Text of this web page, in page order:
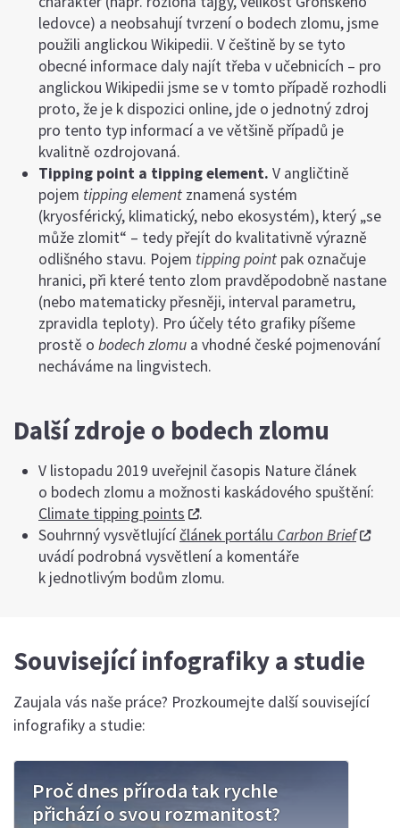
ledovce) a neobsahují tvrzení o bodech zlomu, jsme
použili anglickou Wikipedii. V češtině by se tyto
obecné informace daly najít třeba v učebnicích – pro
anglickou Wikipedii jsme se v tomto případě rozhodli
proto, že je k dispozici online, jde o jednotný zdroj
pro tento typ informací a ve většině případů je
kvalitně ozdrojovaná.
Tipping point a tipping element. V angličtině
pojem tipping element znamená systém
(kryosférický, klimatický, nebo ekosystém), který „se
může zlomit“ – tedy přejít do kvalitativně výrazně
odlišného stavu. Pojem tipping point pak označuje
hranici, při které tento zlom pravděpodobně nastane
(nebo matematicky přesněji, interval parametru,
zpravidla teploty). Pro účely této grafiky píšeme
prostě o bodech zlomu a vhodné české pojmenování
necháváme na lingvistech.
Další zdroje o bodech zlomu
V listopadu 2019 uveřejnil časopis Nature článek
o bodech zlomu a možnosti kaskádového spuštění:
Climate tipping points
.
Souhrnný vysvětlujícíčlánek portálu Carbon Brief
uvádí podrobná vysvětlení a komentáře
k jednotlivým bodům zlomu.
Související infografiky a studie
Zaujala vás naše práce? Prozkoumejte další související
infografiky a studie:
Proč dnes příroda tak rychle
přichází o svou rozmanitost?